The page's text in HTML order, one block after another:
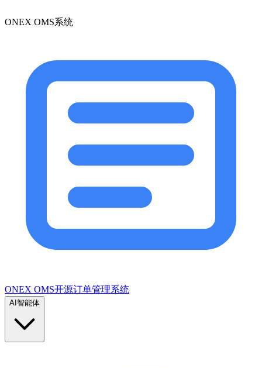
ONEX OMS系统
ONEX OMS开源订单管理系统
AI智能体